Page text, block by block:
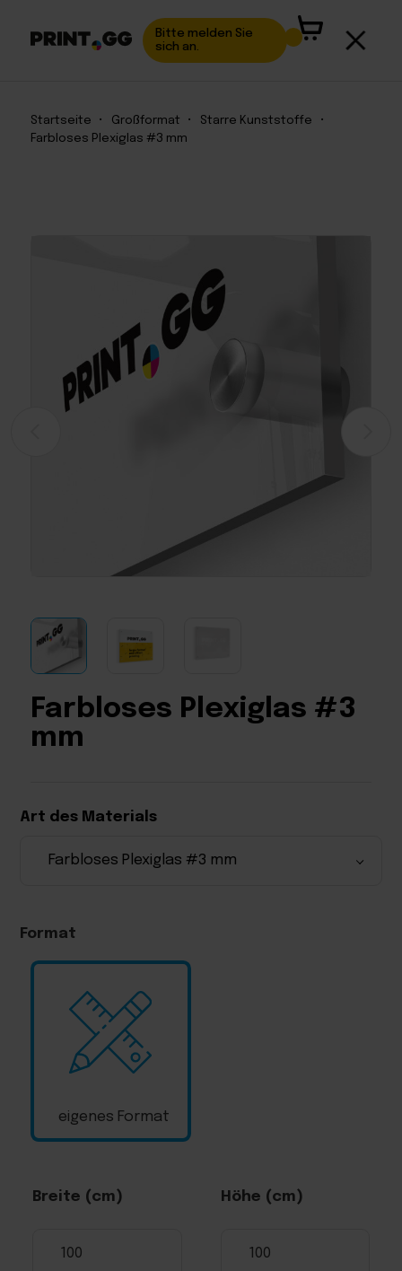
Bitte melden Sie
sich an.
Startseite • Großformat • Starre Kunststoffe
•
Farbloses Plexiglas #3 mm
Farbloses Plexiglas #3
mm
Art des Materials
Format
eigenes Format
Breite (cm) Höhe (cm)